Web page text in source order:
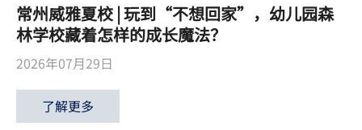
常州威雅夏校 | 玩到“不想回家”，幼儿园森
林学校藏着怎样的成长魔法？
2026年07月29日
了解更多